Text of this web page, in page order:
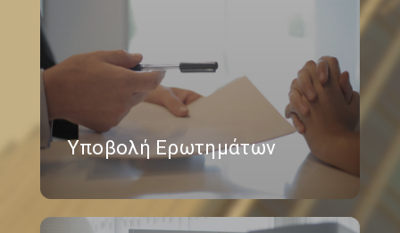
Υποβολή Ερωτημάτων